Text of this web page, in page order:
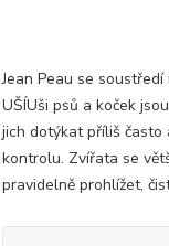
Jean Peau se
UŠÍUši psů a koček
jich dotýkat příliš často
kontrolu. Zvířata se
pravidelně prohlížet,